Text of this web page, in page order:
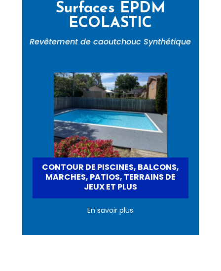
Surfaces EPDM
ECOLASTIC
Revêtement de caoutchouc Synthétique
CONTOUR DE PISCINES, BALCONS,
MARCHES, PATIOS, TERRAINS DE
JEUX ET PLUS
En savoir plus